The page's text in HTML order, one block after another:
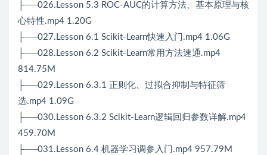
├──026.Lesson 5.3 ROC-AUC的计算方法、基本原理与核
心特性.mp4 1.20G
├──027.Lesson 6.1 Scikit-Learn快速入门.mp4 1.06G
├──028.Lesson 6.2 Scikit-Learn常用方法速通.mp4
814.75M
├──029.Lesson 6.3.1 正则化、过拟合抑制与特征筛
选.mp4 1.09G
├──030.Lesson 6.3.2 Scikit-Learn逻辑回归参数详解.mp4
459.70M
├──031.Lesson 6.4 机器学习调参入门.mp4 957.79M